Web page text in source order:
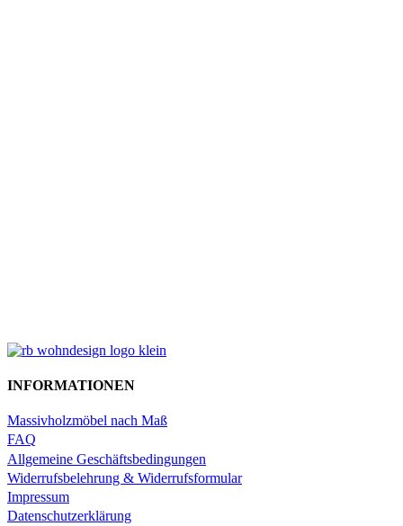
INFORMATIONEN
Massivholzmöbel nach Maß
FAQ
Allgemeine Geschäftsbedingungen
Widerrufsbelehrung & Widerrufsformular
Impressum
Datenschutzerklärung